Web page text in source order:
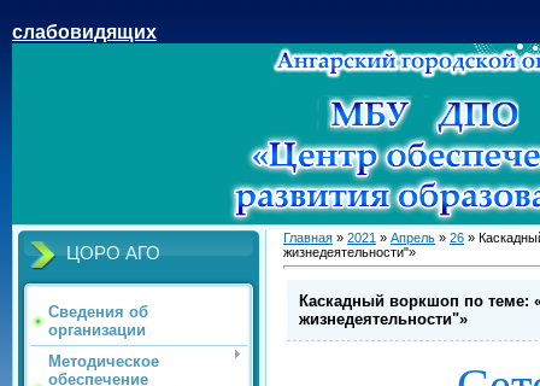
слабовидящих
ЦОРО АГО
Сведения об
организации
Методическое
обеспечение
Главная » 2021 » Апрель » 26 »
жизнедеятельности"»
Каскадный воркшоп по теме:
жизнедеятельности"»